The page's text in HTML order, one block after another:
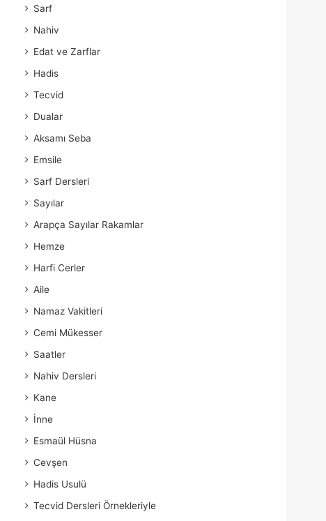
Sarf
Nahiv
Edat ve Zarflar
Hadis
Tecvid
Dualar
Aksamı Seba
Emsile
Sarf Dersleri
Sayılar
Arapça Sayılar Rakamlar
Hemze
Harfi Cerler
Aile
Namaz Vakitleri
Cemi Mükesser
Saatler
Nahiv Dersleri
Kane
İnne
Esmaül Hüsna
Cevşen
Hadis Usulü
Tecvid Dersleri Örnekleriyle